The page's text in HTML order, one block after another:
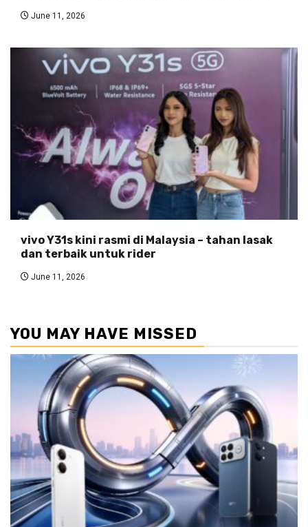
June 11, 2026
vivo Y31s kini rasmi di Malaysia – tahan lasak
dan terbaik untuk rider
June 11, 2026
YOU MAY HAVE MISSED